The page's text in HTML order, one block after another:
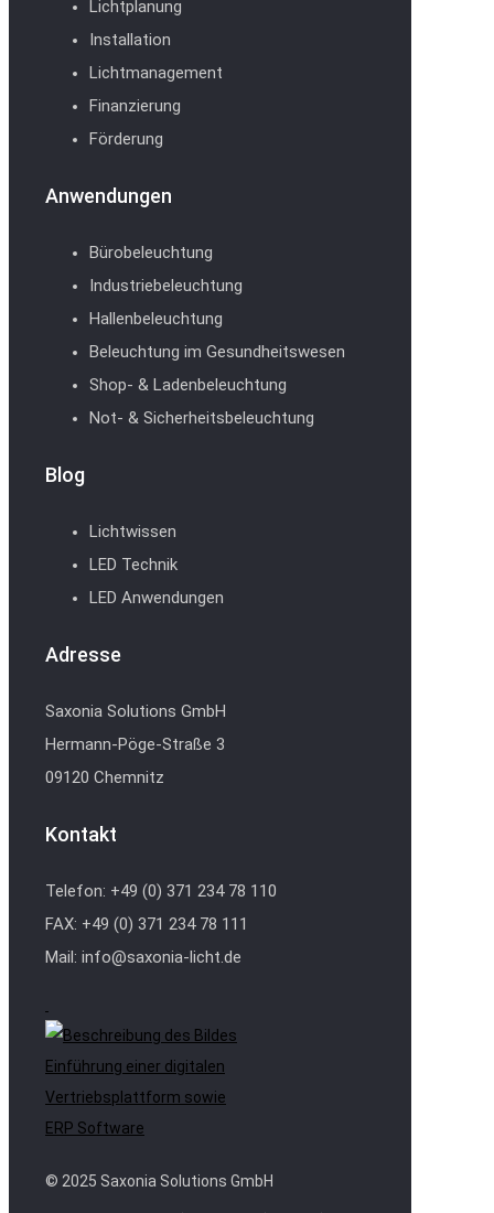
Lichtplanung
Installation
Lichtmanagement
Finanzierung
Förderung
Anwendungen
Bürobeleuchtung
Industriebeleuchtung
Hallenbeleuchtung
Beleuchtung im Gesundheitswesen
Shop- & Ladenbeleuchtung
Not- & Sicherheitsbeleuchtung
Blog
Lichtwissen
LED Technik
LED Anwendungen
Adresse
Saxonia Solutions GmbH
Hermann-Pöge-Straße 3
09120 Chemnitz
Kontakt
Telefon: +49 (0) 371 234 78 110
FAX: +49 (0) 371 234 78 111
Mail: info@saxonia-licht.de
Einführung einer digitalen
Vertriebsplattform sowie
ERP Software
© 2025 Saxonia Solutions GmbH